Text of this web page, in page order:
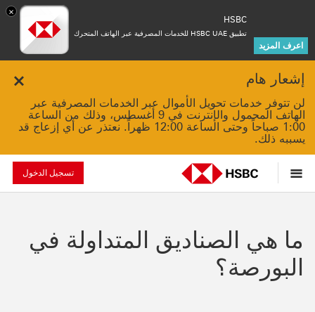
×
HSBC
تطبيق HSBC UAE للخدمات المصرفية عبر الهاتف المتحرك
اعرف المزيد
إشعار هام
Close
لن تتوفر خدمات تحويل الأموال عبر الخدمات المصرفية عبر
الهاتف المحمول والإنترنت في 9 أغسطس، وذلك من الساعة
1:00 صباحاً وحتى الساعة 12:00 ظهراً. نعتذر عن أي إزعاج قد
يسببه ذلك.
تسجيل الدخول
ما هي ‏‫الصناديق المتداولة في
البورصة‬؟